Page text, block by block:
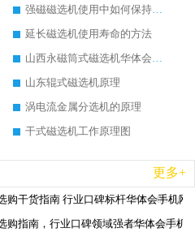
强磁磁选机使用中如何保持其顺畅运行
延长磁选机使用寿命的方法
山西永磁筒式磁选机华体会手机网页版-华体会(中国)
山东辊式磁选机原理
涡电流金属分选机的原理
干式磁选机工作原理图
更多+
2026-06-26
购干货指南 行业口碑标杆华体会手机网
2026-06-26
购指南，行业口碑领域强者华体会手机